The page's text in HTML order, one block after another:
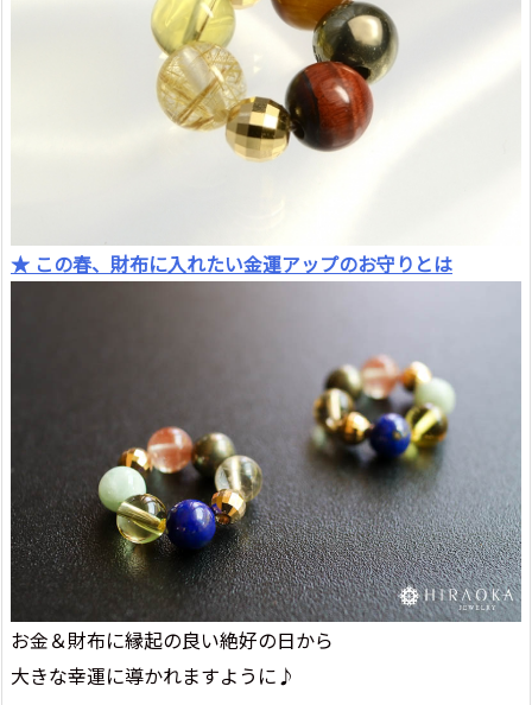
★ この春、財布に入れたい金運アップのお守りとは
お金＆財布に縁起の良い絶好の日から
大きな幸運に導かれますように♪